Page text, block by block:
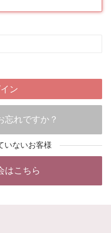
忘れですか？
いないお客様
はこちら